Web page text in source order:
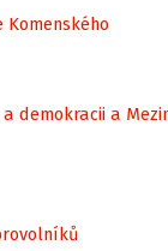
Komenského
demokracii a